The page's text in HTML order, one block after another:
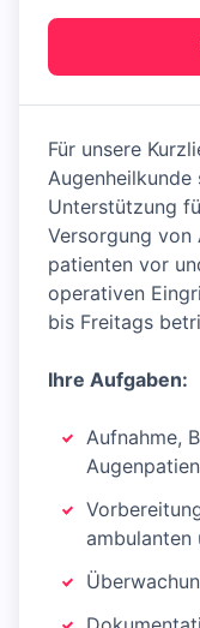
Für unsere
Unterstützung
Versorgung von
patienten vor
operativen
bis Freitags
Ihre Aufgaben:
Aufnahme,
ambulanten